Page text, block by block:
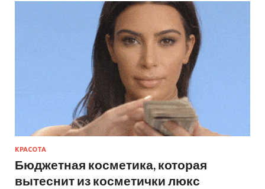
КРАСОТА
Бюджетная косметика, которая
вытеснит из косметички люкс